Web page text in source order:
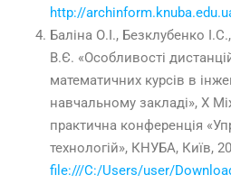
http://
Баліна О.І., Безклубенко
В.Є. «Особливості
математичних курсів в
навчальному закладі», Х
практична конференція
технологій», КНУБА, Київ,
file:///C:/Users/user/